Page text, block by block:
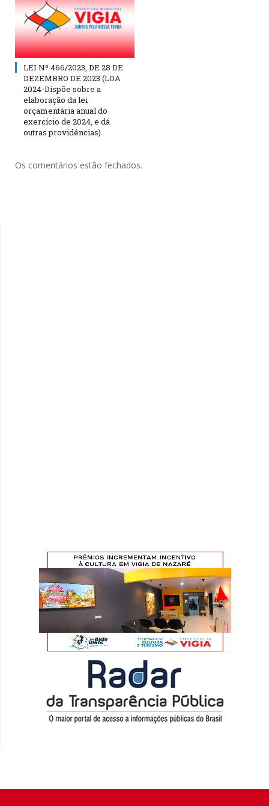
LEI Nº 466/2023, DE 28 DE
DEZEMBRO DE 2023 (LOA
2024-Dispõe sobre a
elaboração da lei
orçamentária anual do
exercício de 2024, e dá
outras providências)
Os comentários estão fechados.